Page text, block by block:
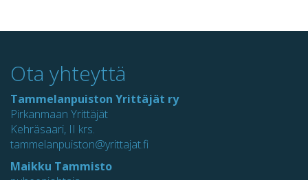
Ota yhteyttä
Tammelanpuiston Yrittäjät ry
Pirkanmaan Yrittäjät
Kehräsaari, II krs.
tammelanpuiston@yrittajat.fi
Maikku Tammisto